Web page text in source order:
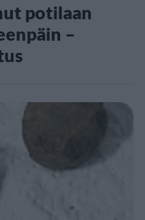
potilaan
–